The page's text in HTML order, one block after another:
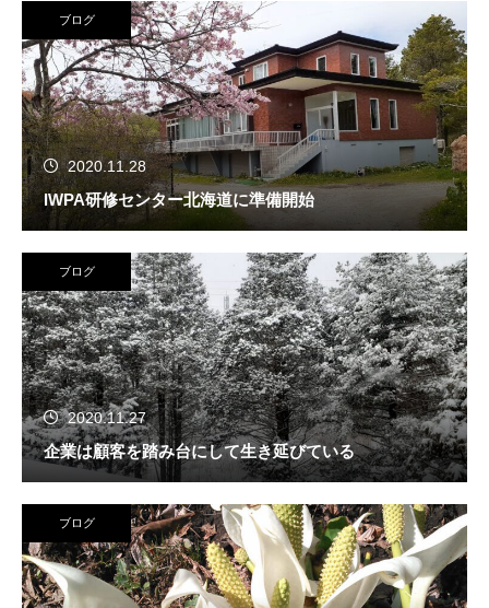
ブログ
2020.11.28
IWPA研修センター北海道に準備開始
ブログ
2020.11.27
企業は顧客を踏み台にして生き延びている
ブログ